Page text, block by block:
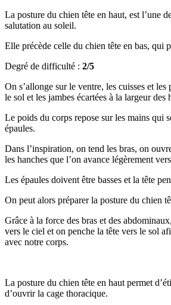
La posture du chien tête en haut, est l’une
salutation au soleil.
Elle précède celle du chien tête en bas, qui
Degré de difficulté : 2/5
On s’allonge sur le ventre, les cuisses et les
le sol et les jambes écartées à la largeur des
Le poids du corps repose sur les mains qui
épaules.
Dans l’inspiration, on tend les bras, on
les hanches que l’on avance légèrement
Les épaules doivent être basses et la tête
On peut alors préparer la posture du chien
Grâce à la force des bras et des
vers le ciel et on penche la tête vers le sol
avec notre corps.
La posture du chien tête en haut permet
d’ouvrir la cage thoracique.